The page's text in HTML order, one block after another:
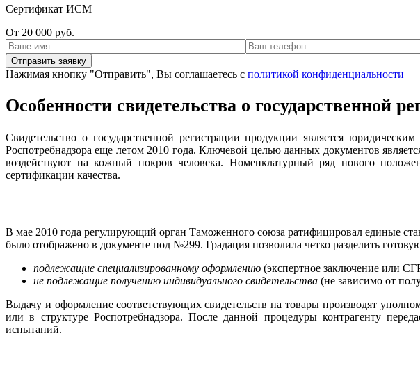
Сертификат ИСМ
От 20 000 руб.
Нажимая кнопку "Отправить", Вы соглашаетесь с политикой конфиденциальности
Особенности свидетельства о государственной
Свидетельство о государственной регистрации продукции является
Роспотребнадзора еще летом 2010 года. Ключевой целью данных документов
воздействуют на кожный покров человека. Номенклатурный ряд нового
сертификации качества.
В мае 2010 года регулирующий орган Таможенного союза ратифицировал единые
было отображено в документе под №299. Градация позволила четко разделить
подлежащие специализированному оформлению (экспертное заключение или
не подлежащие получению индивидуального свидетельства (не зависимо от
Выдачу и оформление соответствующих свидетельств на товары производят
или в структуре Роспотребнадзора. После данной процедуры контрагенту
испытаний.